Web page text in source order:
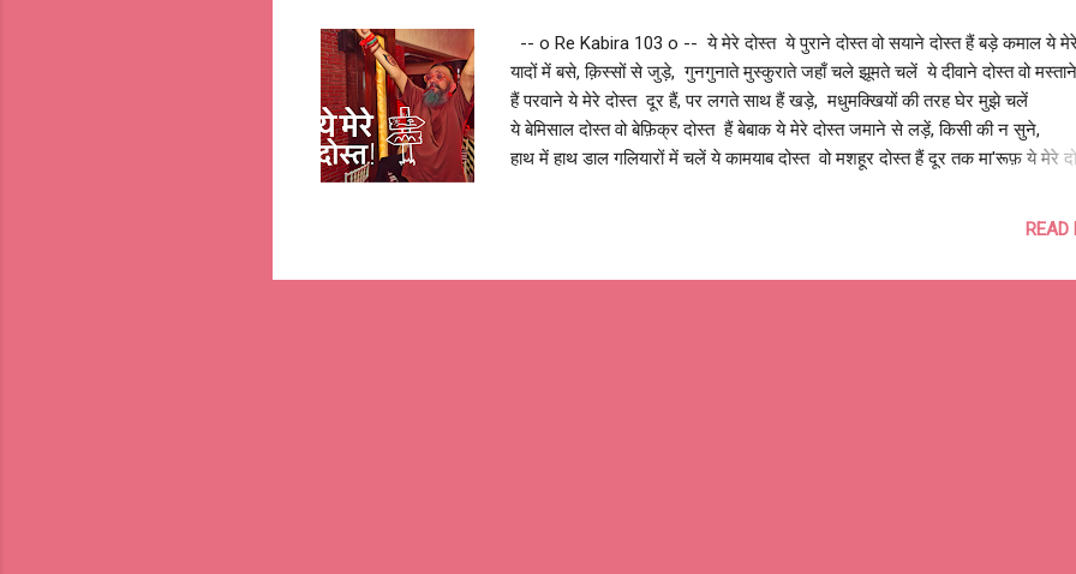
-- o Re Kabira 103 o -- ये मेरे दोस्त ये पुराने दोस्त वो सयाने दोस्त हैं बड़े कमाल ये
यादों में बसे, क़िस्सों से जुड़े, गुनगुनाते मुस्कुराते जहाँ चले झूमते चलें ये दीवाने दोस्त वो
हैं परवाने ये मेरे दोस्त दूर हैं, पर लगते साथ हैं खड़े, मधुमक्खियों की तरह घेर मुझे चलें
ये बेमिसाल दोस्त वो बेफ़िक्र दोस्त हैं बेबाक ये मेरे दोस्त जमाने से लड़ें, किसी की न सुने,
हाथ में हाथ डाल गलियारों में चलें ये कामयाब दोस्त वो मशहूर दोस्त हैं दूर तक मा'रूफ़ ये मेरे
READ